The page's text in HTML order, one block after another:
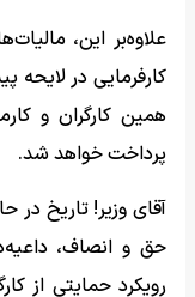
علاوه‌بر این،
کارفرمایی در لایحه
همین کارگران و
پرداخت خواهد شد.
آقای وزیر! تاریخ در
حق و انصاف،
رویکرد حمایتی از